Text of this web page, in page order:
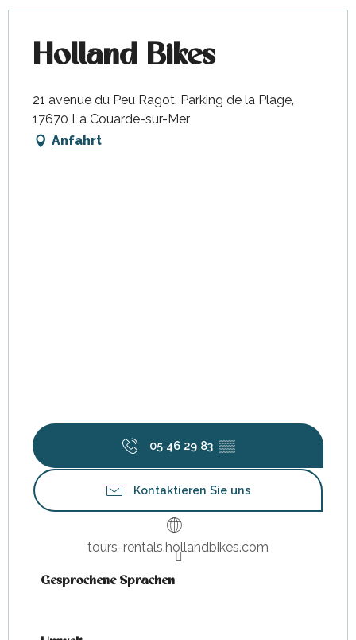
Holland Bikes
21 avenue du Peu Ragot, Parking de la Plage,
17670 La Couarde-sur-Mer
Anfahrt
05 46 29 83 ▒▒
Kontaktieren Sie uns
tours-rentals.hollandbikes.com
Gesprochene Sprachen
Gesprochene Sprachen